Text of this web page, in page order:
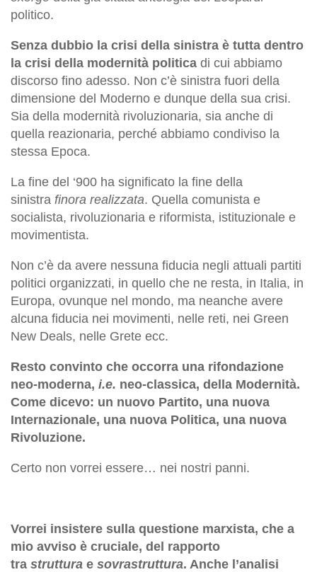
politico.
Senza dubbio la crisi della sinistra è tutta dentro
la crisi della modernità politica di cui abbiamo
discorso fino adesso. Non c’è sinistra fuori della
dimensione del Moderno e dunque della sua crisi.
Sia della modernità rivoluzionaria, sia anche di
quella reazionaria, perché abbiamo condiviso la
stessa Epoca.
La fine del ‘900 ha significato la fine della
sinistra finora realizzata. Quella comunista e
socialista, rivoluzionaria e riformista, istituzionale e
movimentista.
Non c’è da avere nessuna fiducia negli attuali partiti
politici organizzati, in quello che ne resta, in Italia, in
Europa, ovunque nel mondo, ma neanche avere
alcuna fiducia nei movimenti, nelle reti, nei Green
New Deals, nelle Grete ecc.
Resto convinto che occorra una rifondazione
neo-moderna, i.e. neo-classica, della Modernità.
Come dicevo: un nuovo Partito, una nuova
Internazionale, una nuova Politica, una nuova
Rivoluzione.
Certo non vorrei essere… nei nostri panni.
Vorrei insistere sulla questione marxista, che a
mio avviso è cruciale, del rapporto
tra struttura e sovrastruttura. Anche l’analisi